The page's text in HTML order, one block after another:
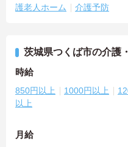
護老人ホーム
介護予防
茨城県つくば市の介護
時給
850円以上 1000円以上
以上
月給